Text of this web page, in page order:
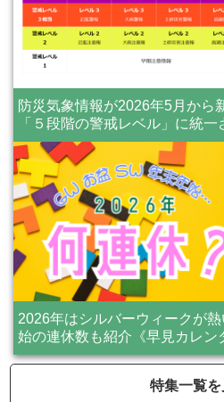
防災気象情報が2026年5月か
「５段階の警戒レベル」に統一
2026年はシルバーウィークが
始の連休数も紹介《早見カレン
特集一覧を